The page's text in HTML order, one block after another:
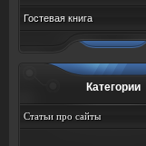
Гостевая книга
Категории
Статьи про сайты